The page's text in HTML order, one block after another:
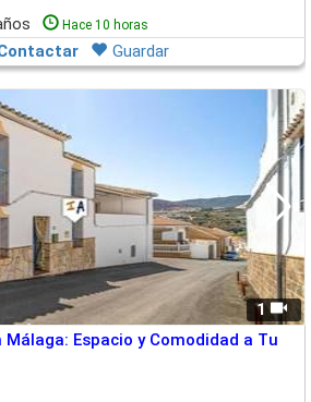
Hace 10 horas
Guardar
1
Espacio y Comodidad a Tu